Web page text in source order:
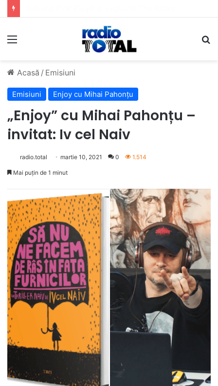
Meniu
Acasă / Emisiuni
Emisiuni Enjoy cu Mihai Pahonțu
„Enjoy” cu Mihai Pahonțu –
invitat: Iv cel Naiv
radio.total martie 10, 2021 0 1.514
Mai puțin de 1 minut